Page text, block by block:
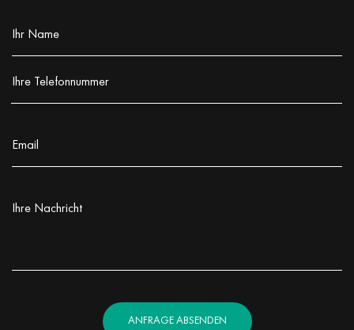
Ihr Name
Ihre Telefonnummer
Email
Ihre Nachricht
ANFRAGE ABSENDEN